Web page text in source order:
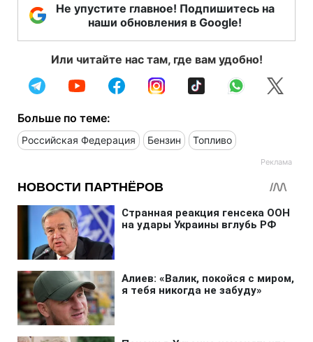
Не упустите главное! Подпишитесь на
наши обновления в Google!
Или читайте нас там, где вам удобно!
Больше по теме:
Российская Федерация Бензин Топливо